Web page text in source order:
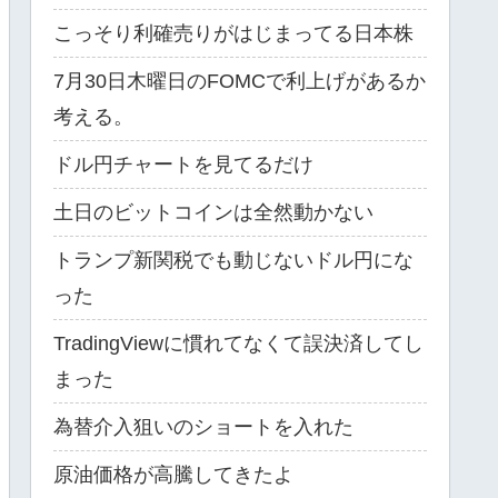
こっそり利確売りがはじまってる日本株
7月30日木曜日のFOMCで利上げがあるか
考える。
ドル円チャートを見てるだけ
土日のビットコインは全然動かない
トランプ新関税でも動じないドル円にな
った
TradingViewに慣れてなくて誤決済してし
まった
為替介入狙いのショートを入れた
原油価格が高騰してきたよ